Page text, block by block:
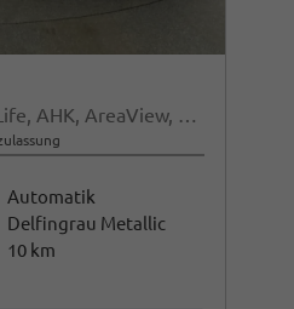
1.5 TSI eHybrid 150 kW Life Life, AHK, AreaView, Side, Navi, Winter, 5-J. Garantie
Automatik
Delfingrau Metallic
10 km